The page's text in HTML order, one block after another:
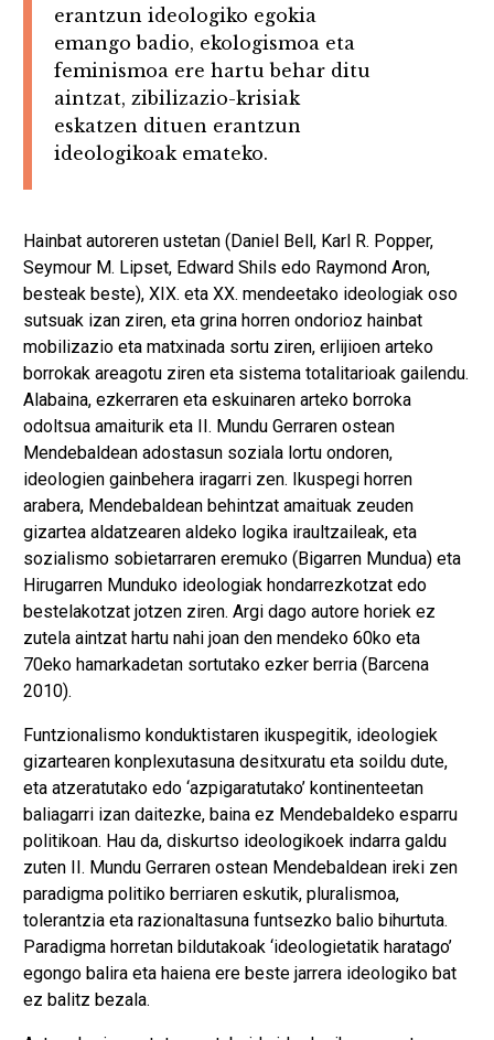
erantzun ideologiko egokia
emango badio, ekologismoa eta
feminismoa ere hartu behar ditu
aintzat, zibilizazio-krisiak
eskatzen dituen erantzun
ideologikoak emateko.
Hainbat autoreren ustetan (Daniel Bell, Karl R. Popper,
Seymour M. Lipset, Edward Shils edo Raymond Aron,
besteak beste), XIX. eta XX. mendeetako ideologiak oso
sutsuak izan ziren, eta grina horren ondorioz hainbat
mobilizazio eta matxinada sortu ziren, erlijioen arteko
borrokak areagotu ziren eta sistema totalitarioak gailendu.
Alabaina, ezkerraren eta eskuinaren arteko borroka
odoltsua amaiturik eta II. Mundu Gerraren ostean
Mendebaldean adostasun soziala lortu ondoren,
ideologien gainbehera iragarri zen. Ikuspegi horren
arabera, Mendebaldean behintzat amaituak zeuden
gizartea aldatzearen aldeko logika iraultzaileak, eta
sozialismo sobietarraren eremuko (Bigarren Mundua) eta
Hirugarren Munduko ideologiak hondarrezkotzat edo
bestelakotzat jotzen ziren. Argi dago autore horiek ez
zutela aintzat hartu nahi joan den mendeko 60ko eta
70eko hamarkadetan sortutako ezker berria (Barcena
2010).
Funtzionalismo konduktistaren ikuspegitik, ideologiek
gizartearen konplexutasuna desitxuratu eta soildu dute,
eta atzeratutako edo ‘azpigaratutako’ kontinenteetan
baliagarri izan daitezke, baina ez Mendebaldeko esparru
politikoan. Hau da, diskurtso ideologikoek indarra galdu
zuten II. Mundu Gerraren ostean Mendebaldean ireki zen
paradigma politiko berriaren eskutik, pluralismoa,
tolerantzia eta razionaltasuna funtsezko balio bihurtuta.
Paradigma horretan bildutakoak ‘ideologietatik haratago’
egongo balira eta haiena ere beste jarrera ideologiko bat
ez balitz bezala.